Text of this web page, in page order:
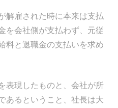
解雇された時に本来は支払
を会社側が支払わず、元従
料と退職金の支払いを求め
表現したものと、会社が所
あるということ、社長は大